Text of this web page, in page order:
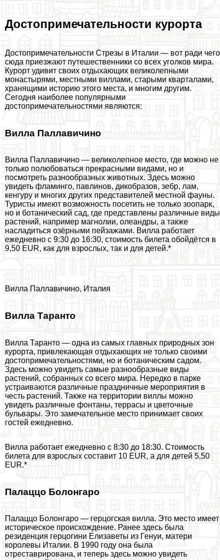
Достопримечательности курорта
Достопримечательности Стрезы в Италии — вот ради чего
сюда приезжают путешественники со всех уголков мира.
Курорт удивит своих отдыхающих великолепными
монастырями, местными виллами, старыми кварталами,
хранящими историю этого места, и многим другим.
Сегодня наиболее популярными
достопримечательностями являются:
Вилла Паллавичино
Вилла Паллавичино — великолепное место, где можно не
только полюбоваться прекрасными видами, но и
посмотреть разнообразных животных. Здесь можно
увидеть фламинго, павлинов, дикобразов, зебр, лам,
кенгуру и многих других представителей местной фауны.
Туристы имеют возможность посетить не только зоопарк,
но и ботанический сад, где представлены различные виды
растений, например магнолии, олеандры, а также
насладиться озёрными пейзажами. Вилла работает
ежедневно с 9:30 до 16:30, стоимость билета обойдётся в
9,50 EUR, как для взрослых, так и для детей.*
Вилла Паллавичино, Италия
Вилла Таранто
Вилла Таранто — одна из самых главных природных зон
курорта, привлекающая отдыхающих не только своими
достопримечательностями, но и ботаническим садом.
Здесь можно увидеть самые разнообразные виды
растений, собранных со всего мира. Нередко в парке
устраиваются различные праздничные мероприятия в
честь растений. Также на территории виллы можно
увидеть различные фонтаны, террасы и цветочные
бульвары. Это замечательное место принимает своих
гостей ежедневно.
Вилла работает ежедневно с 8:30 до 18:30. Стоимость
билета для взрослых составит 10 EUR, а для детей 5,50
EUR.*
Палаццо Болонгаро
Палаццо Болонгаро — герцогская вилла. Это место имеет
историческое происхождение. Ранее здесь была
резиденция герцогини Елизаветы из Генуи, матери
королевы Италии. В 1990 году она была
отреставрирована, и теперь здесь можно увидеть